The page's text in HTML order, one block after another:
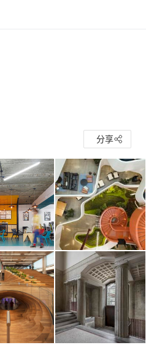
分享